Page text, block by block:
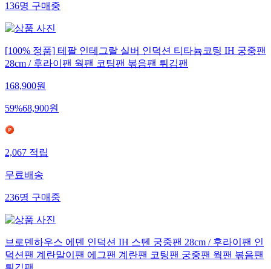
136명구매중
[100% 정품] 테팔 인테그랄 실버 인덕션 티타늄코팅 IH 궁중팬
28cm / 후라이팬 웍팬 코팅팬 볶음팬 튀김팬
168,900원
59%68,900원
2,067적립
무료배송
236명구매중
브로덴하우스 에덴 인덕션 IH 스텐 궁중팬 28cm / 후라이팬 인
덕션팬 계란말이팬 에그팬 계란팬 코팅팬 궁중팬 웍팬 볶음팬